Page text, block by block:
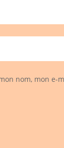
nom, mon e-